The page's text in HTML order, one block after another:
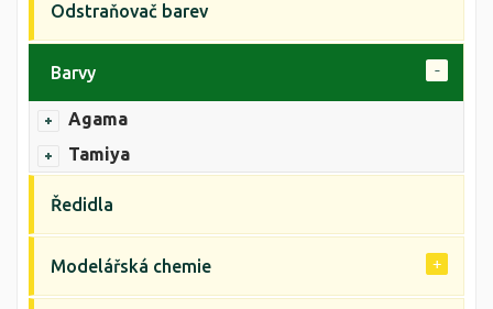
Odstraňovač barev
Barvy
Agama
Tamiya
Ředidla
Modelářská chemie